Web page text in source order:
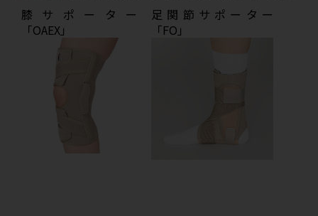
膝サポーター
「OAEX」
足関節サポーター
「FO」